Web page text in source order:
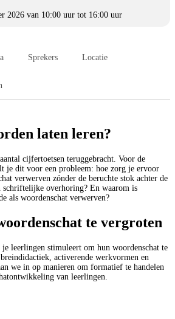
2026 van 10:00 uur tot 16:00 uur
Sprekers Locatie
laten leren?
cijfertoetsen teruggebracht. Voor de
je dit voor een probleem: hoe zorg je ervoor
verwerven zónder de beruchte stok achter de
schriftelijke overhoring? En waarom is
als woordenschat verwerven?
te vergroten
leerlingen stimuleert om hun woordenschat te
activerende werkvormen en
we in op manieren om formatief te handelen
van leerlingen.